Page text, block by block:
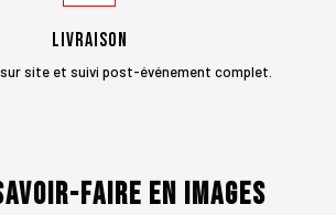
Livraison
site et suivi post-événement complet.
faire en images